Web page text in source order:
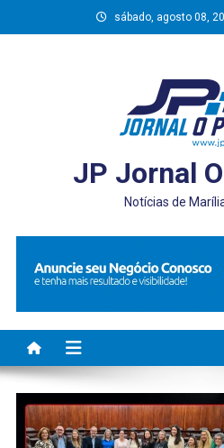
to
sábado, agosto 08,
JP Jornal
Notícias de